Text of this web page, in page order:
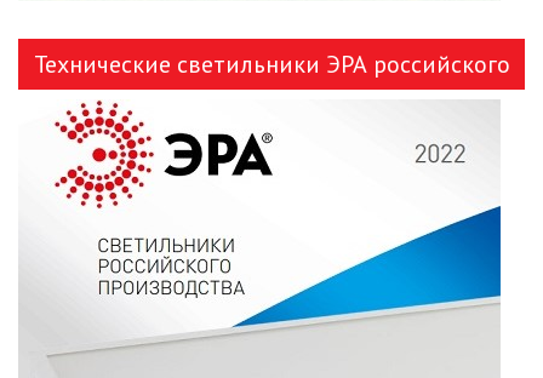
ОСВЕЩЕНИЯ (LED МОДУЛИ)
НАСТОЛЬНЫЕ СВЕТИЛЬНИКИ
НИЗКОВОЛЬТНОЕ
НОВОГОДНЕЕ ОСВЕЩЕНИЕ
ОТВЕРТКИ
Технические светильники ЭРА российского